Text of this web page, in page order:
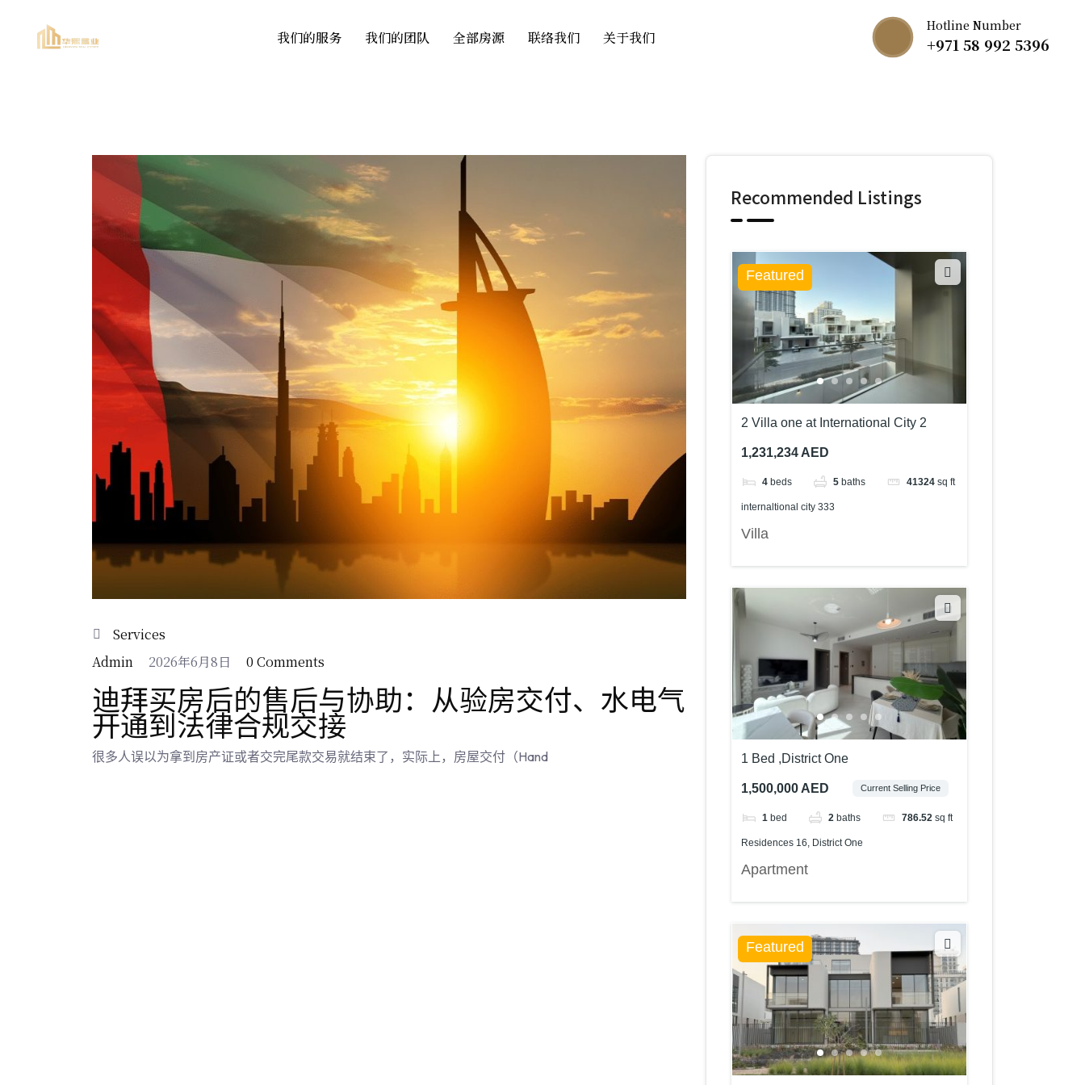
我们的服务 我们的团队 全部房源 联络我们 关于我们
Hotline Number
+971 58 992 5396
Services
Admin
2026年6月8日 0 Comments
迪拜买房后的售后与协助：从验房交付、水电气
开通到法律合规交接
很多人误以为拿到房产证或者交完尾款交易就结束了，实际上，房屋交付（Hand
Recommended Listings
Featured
2 Villa one at International City 2
1,231,234 AED
4 beds 5 baths 41324 sq ft
internaltional city 333
Villa
1 Bed ,District One
1,500,000 AED Current Selling Price
1 bed 2 baths 786.52 sq ft
Residences 16, District One
Apartment
Featured